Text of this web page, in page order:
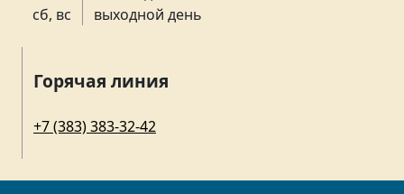
сб, вс
выходной день
Горячая линия
+7 (383) 383-32-42